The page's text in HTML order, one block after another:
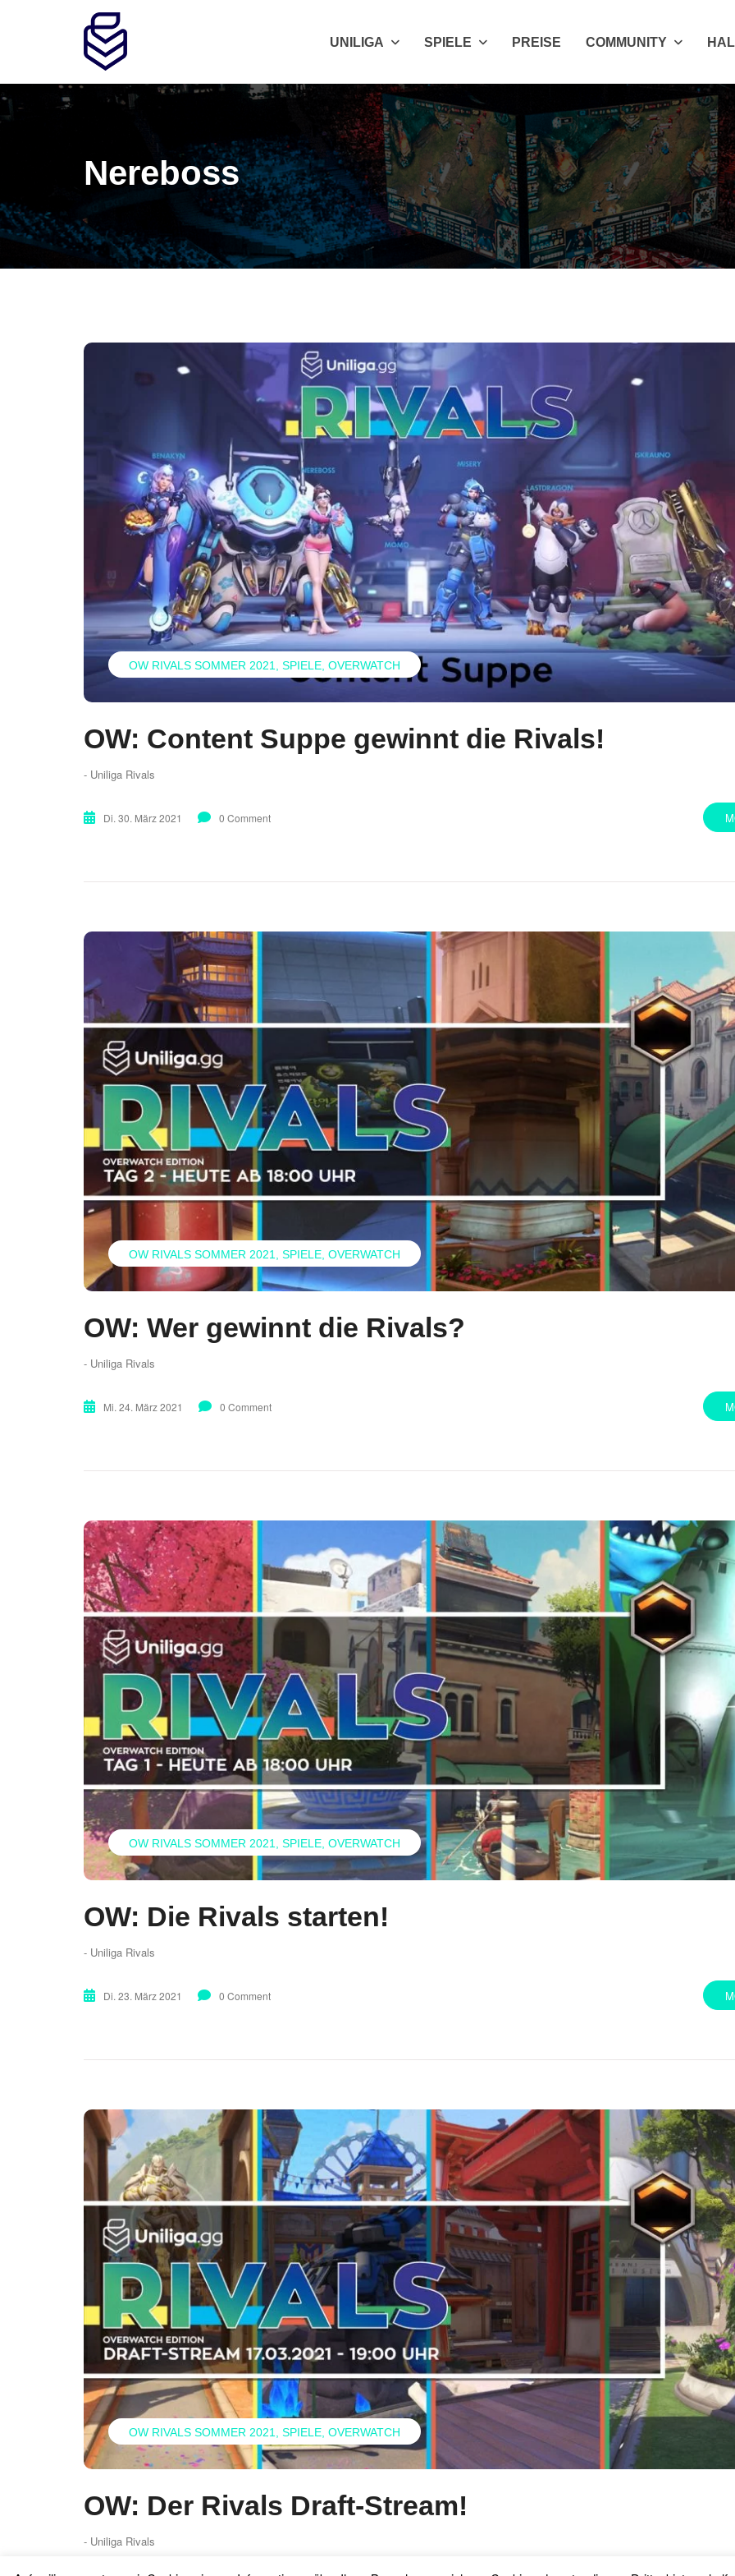
UNILIGA SPIELE PREISE COMMUNITY
Nereboss
OW RIVALS SOMMER 2021 SPIELE OVERWATCH
OW: Content Suppe gewinnt die Rivals!
- Uniliga Rivals
Di. 30. März 2021 0 Comment
OW RIVALS SOMMER 2021 SPIELE OVERWATCH
OW: Wer gewinnt die Rivals?
- Uniliga Rivals
Mi. 24. März 2021 0 Comment
OW RIVALS SOMMER 2021 SPIELE OVERWATCH
OW: Die Rivals starten!
- Uniliga Rivals
Di. 23. März 2021 0 Comment
OW RIVALS SOMMER 2021 SPIELE OVERWATCH
OW: Der Rivals Draft-Stream!
- Uniliga Rivals